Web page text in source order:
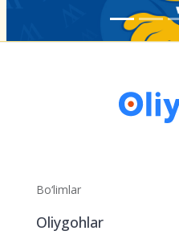
Bo‘limlar
Oliygohlar